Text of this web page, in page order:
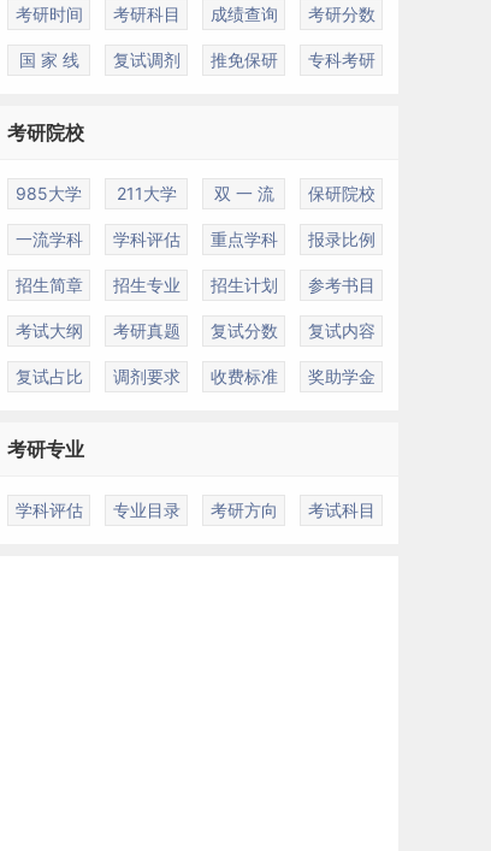
考研时间 考研科目 成绩查询 考研分数
国 家 线 复试调剂 推免保研 专科考研
考研院校
985大学 211大学 双 一 流 保研院校
一流学科 学科评估 重点学科 报录比例
招生简章 招生专业 招生计划 参考书目
考试大纲 考研真题 复试分数 复试内容
复试占比 调剂要求 收费标准 奖助学金
考研专业
学科评估 专业目录 考研方向 考试科目